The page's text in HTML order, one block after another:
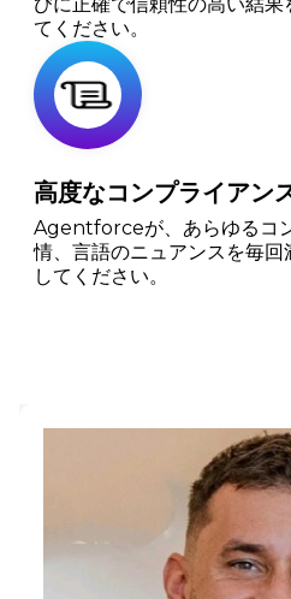
てください。
高度なコンプライアン
Agentforceが、あらゆるコ
情、言語のニュアンスを毎
してください。